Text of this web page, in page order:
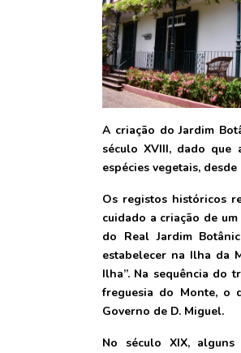
A criação do Jardim
século XVIII, dado
espécies vegetais,
Os registos históricos
cuidado a criação de
do Real Jardim
estabelecer na Ilha da
Ilha”. Na sequência do
freguesia do Monte, o
Governo de D. Miguel.
No século XIX,